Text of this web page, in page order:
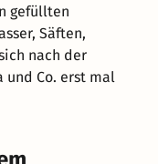
gefüllten
Säften,
nach der
und Co. erst mal